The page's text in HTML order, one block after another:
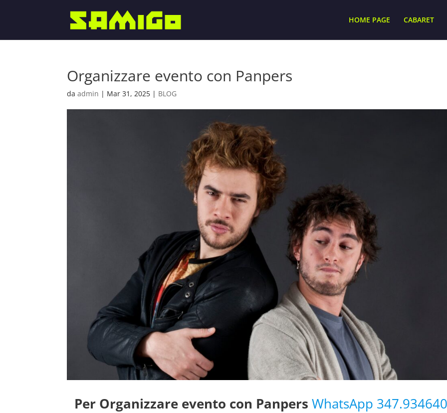
HOME PAGE CABARET
Organizzare evento con Panpers
daadmin | Mar 31, 2025 | BLOG
Per Organizzare evento con Panpers WhatsApp